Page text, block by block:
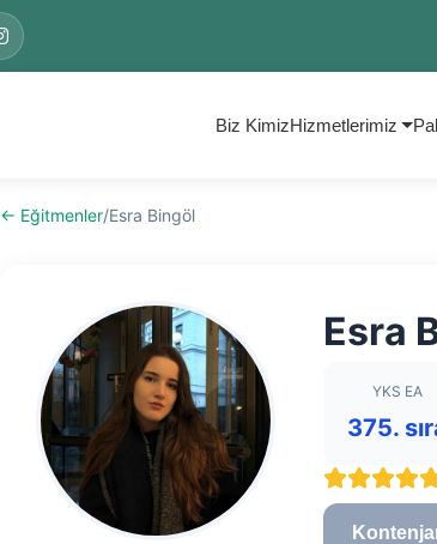
Biz KimizHizmetlerimiz
← Eğitmenler/Esra Bingöl
Esra
YKS EA
375.